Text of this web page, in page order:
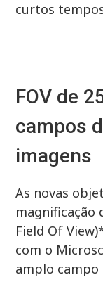
curtos
FOV de
campos
imagens
As novas
magnificação
Field Of
com o
amplo campo